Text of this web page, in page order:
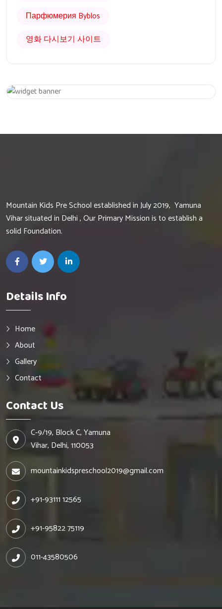
Парфюмерия Byblos
영화 다시보기 사이트
Mountain Kids Pre School established in July 2019, Yamuna
Vihar situated in Delhi , Our Primary Mission is to establish a
solid Foundation.
Details Info
Home
About
Gallery
Contact
Contact Us
C-9/19, Block C, Yamuna
Vihar, Delhi, 110053
mountainkidspreschool2019@gmail.com
+91-93111 12565
+91-95822 75119
011-43580506